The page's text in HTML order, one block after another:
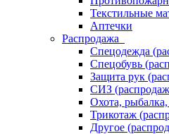
Текстильные
Аптечки
Распродажа
Спецодежда
Спецобувь
Защита рук
СИЗ
Охота,
Трикотаж
Другое